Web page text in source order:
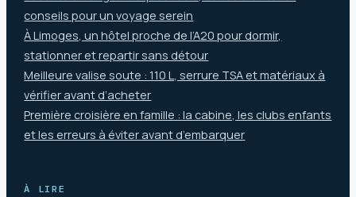
conseils pour un voyage serein
À Limoges, un hôtel proche de l’A20 pour dormir,
stationner et repartir sans détour
Meilleure valise soute : 110 L, serrure TSA et matériaux à
vérifier avant d’acheter
Première croisière en famille : la cabine, les clubs enfants
et les erreurs à éviter avant d’embarquer
À LIRE